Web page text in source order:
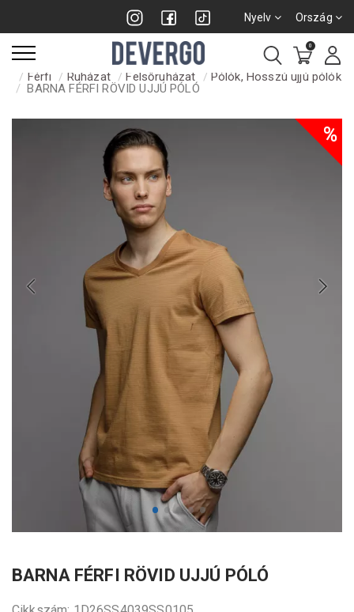
Nyelv Ország
0
Férfi Ruházat Felsőruházat
Pólók, Hosszú ujjú pólók
BARNA FÉRFI RÖVID UJJÚ PÓLÓ
%
BARNA FÉRFI RÖVID UJJÚ PÓLÓ